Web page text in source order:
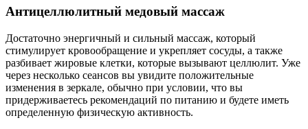
Антицеллюлитный медовый массаж
Достаточно энергичный и сильный массаж, который
стимулирует кровообращение и укрепляет сосуды, а также
разбивает жировые клетки, которые вызывают целлюлит. Уже
через несколько сеансов вы увидите положительные
изменения в зеркале, обычно при условии, что вы
придерживаетесь рекомендаций по питанию и будете иметь
определенную физическую активность.